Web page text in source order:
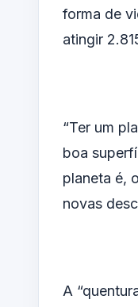
forma de
atingir
“Ter um
boa
planeta é,
novas
A